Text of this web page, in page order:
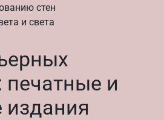
стен
и света
и